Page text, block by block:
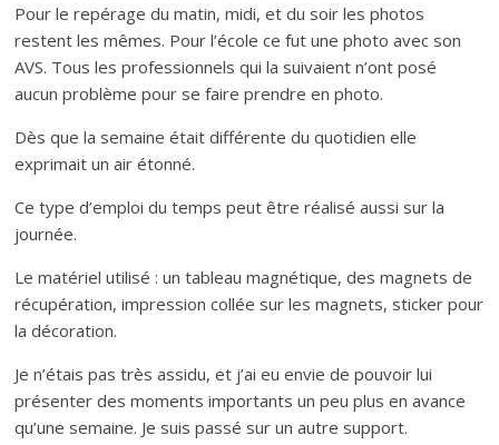
Pour le repérage du matin, midi, et du soir les photos
restent les mêmes. Pour l’école ce fut une photo avec son
AVS. Tous les professionnels qui la suivaient n’ont posé
aucun problème pour se faire prendre en photo.
Dès que la semaine était différente du quotidien elle
exprimait un air étonné.
Ce type d’emploi du temps peut être réalisé aussi sur la
journée.
Le matériel utilisé : un tableau magnétique, des magnets de
récupération, impression collée sur les magnets, sticker pour
la décoration.
Je n’étais pas très assidu, et j’ai eu envie de pouvoir lui
présenter des moments importants un peu plus en avance
qu’une semaine. Je suis passé sur un autre support.